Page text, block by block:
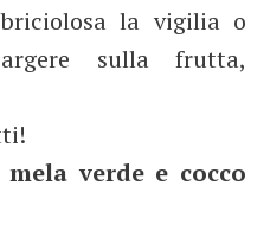
la vigilia o
sulla frutta,
verde e cocco